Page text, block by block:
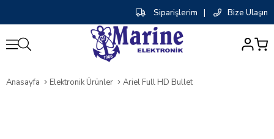
Siparişlerim | Bize Ulaşın
Anasayfa Elektronik Ürünler Ariel Full HD Bullet